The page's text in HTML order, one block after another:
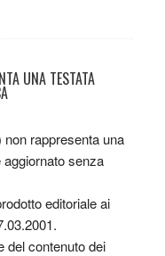
UNA TESTATA
rappresenta una
senza
editoriale ai
del contenuto dei